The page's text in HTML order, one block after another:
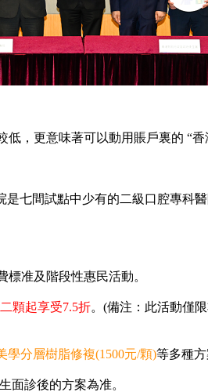
，更意味著可以動用賬戶裏的 “香
間試點中少有的二級口腔專科
准及階段性惠民活動。
顆起享受7.5折。(備注：此活動僅
學分層樹脂修複(1500元/顆)等多種
診後的方案為准。